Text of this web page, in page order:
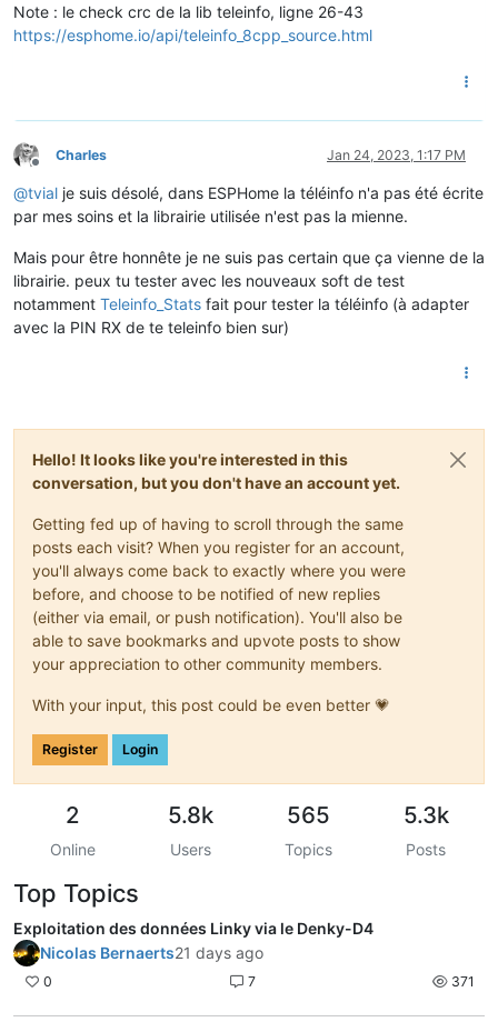
Note : le check crc de la lib teleinfo, ligne 26-43
https://esphome.io/api/teleinfo_8cpp_source.html
Offline
Charles Jan 24, 2023, 1:17 PM
@tvial je suis désolé, dans ESPHome la téléinfo n'a pas été écrite
par mes soins et la librairie utilisée n'est pas la mienne.
Mais pour être honnête je ne suis pas certain que ça vienne de la
librairie. peux tu tester avec les nouveaux soft de test
notamment Teleinfo_Stats fait pour tester la téléinfo (à adapter
avec la PIN RX de te teleinfo bien sur)
Hello! It looks like you're interested in this
conversation, but you don't have an account yet.
Getting fed up of having to scroll through the same
posts each visit? When you register for an account,
you'll always come back to exactly where you were
before, and choose to be notified of new replies
(either via email, or push notification). You'll also be
able to save bookmarks and upvote posts to show
your appreciation to other community members.
With your input, this post could be even better 💗
Register Login
2
Online
5.8k
Users
565
Topics
5.3k
Posts
Top Topics
Exploitation des données Linky via le Denky-D4
Nicolas Bernaerts21 days ago
0 7 371